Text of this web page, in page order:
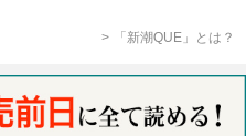
「新潮QUE」とは？